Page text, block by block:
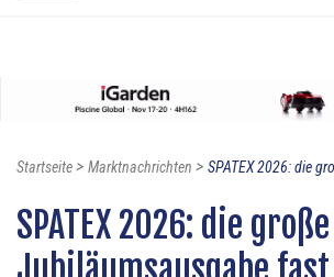
Startseite> Marktnachrichten > SPATEX 2026: die
SPATEX 2026: die